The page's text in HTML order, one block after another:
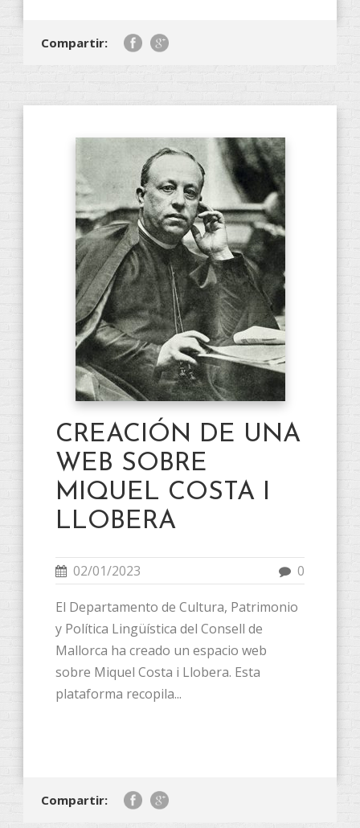
Compartir:
CREACIÓN DE UNA
WEB SOBRE
MIQUEL COSTA I
LLOBERA
02/01/2023 0
El Departamento de Cultura, Patrimonio
y Política Lingüística del Consell de
Mallorca ha creado un espacio web
sobre Miquel Costa i Llobera. Esta
plataforma recopila...
Compartir: